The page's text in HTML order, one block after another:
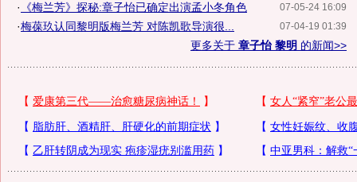
07-05-24 16:09
· 《梅兰芳》探秘:章子怡已确定出演孟小冬角色
07-04-19 01:39
·梅葆玖认同黎明版梅兰芳 对陈凯歌导演很...
更多关于 章子怡 黎明 的新闻>>